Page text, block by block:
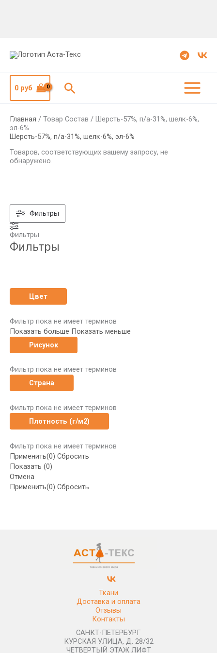
0руб Поиск
Фильтры
Фильтры
Фильтры
Цвет
Фильтр пока не имеет терминов
Показать больше Показать меньше
Рисунок
Фильтр пока не имеет терминов
Страна
Фильтр пока не имеет терминов
Плотность (г/м2)
Фильтр пока не имеет терминов
Применить(0) Сбросить
Показать (0)
Отмена
Применить(0) Сбросить
Главная / Товар Состав / Шерсть-57%, п/а-31%, шелк-6%,
эл-6%
Шерсть-57%, п/а-31%, шелк-6%, эл-6%
Товаров, соответствующих вашему запросу, не
обнаружено.
Ткани
Доставка и оплата
Отзывы
Контакты
САНКТ-ПЕТЕРБУРГ
КУРСКАЯ УЛИЦА, Д. 28/32
ЧЕТВЕРТЫЙ ЭТАЖ ЛИФТ